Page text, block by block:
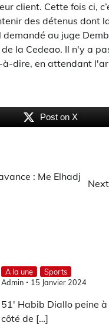
client. Cette fois ci,
des détenus dont
au juge
la Cedeao. Il n'y a
dire, en attendant
Post on X
: Me Elhadj
A la une
Sports
Admin
15 Janvier 2024
51' Habib Diallo peine à
côté de […]